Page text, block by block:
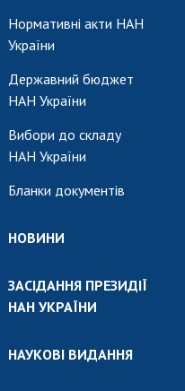
Нормативні акти НАН
України
Державний бюджет
НАН України
Вибори до складу
НАН України
Бланки документів
НОВИНИ
ЗАСІДАННЯ ПРЕЗИДІЇ
НАН УКРАЇНИ
НАУКОВІ ВИДАННЯ